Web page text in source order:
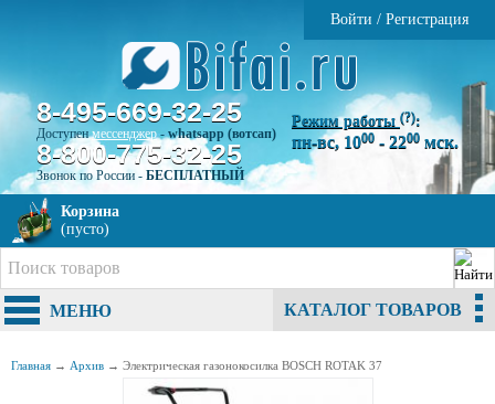
Войти / Регистрация
8-495-669-32-25
Доступенмессенджер-whatsapp (вотсап)
8-800-775-32-25
Звонок по России - БЕСПЛАТНЫЙ
Режим работы (?):
пн-вс, 1000 - 2200 мск.
Корзина
(пусто)
МЕНЮ КАТАЛОГ ТОВАРОВ
Главная → Архив → Электрическая газонокосилка BOSCH ROTAK 37